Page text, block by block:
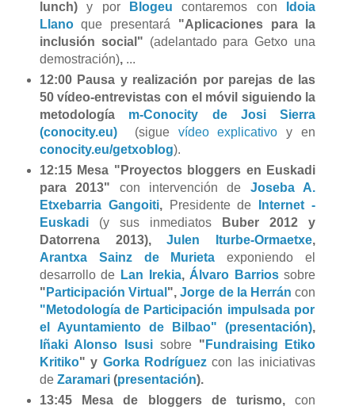
lunch)y por Blogeu contaremos con
Idoia
Llano que presentará
"Aplicaciones para la
inclusión social" (adelantado para Getxo una
demostración), ...
12:00 Pausa y realización por parejas de las
50 vídeo-entrevistas con el móvil siguiendo la
metodología m-Conocity de Josi Sierra
(conocity.eu)
(sigue vídeo explicativo y en
conocity.eu/getxoblog).
12:15 Mesa "Proyectos bloggers en Euskadi
para 2013" con intervención de Joseba A.
Etxebarria Gangoiti, Presidente de
Internet -
Euskadi(y sus inmediatos Buber 2012 y
Datorrena 2013),Julen Iturbe-Ormaetxe,
Arantxa Sainz de Murieta
exponiendo el
desarrollo de Lan Irekia, Álvaro Barrios sobre
" Participación Virtual ",Jorge de la Herrán con
"Metodología de Participación impulsada por
el Ayuntamiento de Bilbao" (presentación),
Iñaki Alonso Isusi sobre" Fundraising Etiko
Kritiko" y Gorka Rodríguez con las iniciativas
de Zaramari(presentación).
13:45 Mesa de bloggers de turismo,con